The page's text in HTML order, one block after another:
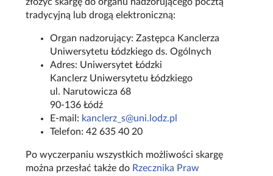
tradycyjną lub drogą elektroniczną:
Organ nadzorujący: Zastępca Kanclerza
Uniwersytetu Łódzkiego ds. Ogólnych
Adres: Uniwersytet Łódzki
Kanclerz Uniwersytetu Łódzkiego
ul. Narutowicza 68
90-136 Łódź
E-mail: kanclerz_s@uni.lodz.pl
Telefon: 42 635 40 20
Po wyczerpaniu wszystkich możliwości skargę
można przesłać także do Rzecznika Praw